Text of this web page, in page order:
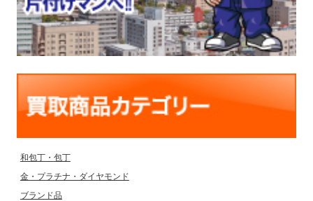
和包丁・包丁
金・プラチナ・ダイヤモンド
ブランド品